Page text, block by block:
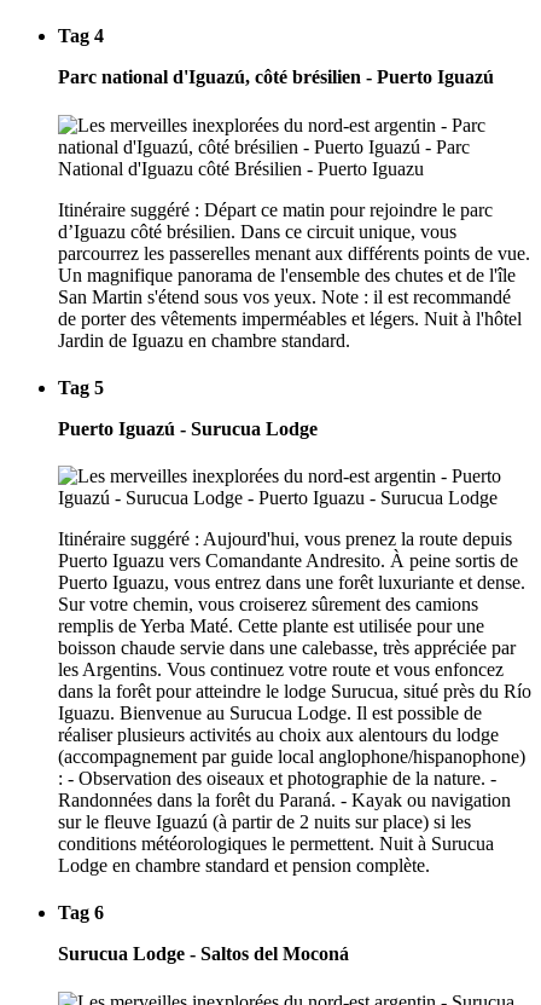
Tag 4
Parc national d'Iguazú, côté brésilien - Puerto Iguazú
Itinéraire suggéré : Départ ce matin pour rejoindre le parc
d’Iguazu côté brésilien. Dans ce circuit unique, vous
parcourrez les passerelles menant aux différents points de vue.
Un magnifique panorama de l'ensemble des chutes et de l'île
San Martin s'étend sous vos yeux. Note : il est recommandé
de porter des vêtements imperméables et légers. Nuit à l'hôtel
Jardin de Iguazu en chambre standard.
Tag 5
Puerto Iguazú - Surucua Lodge
Itinéraire suggéré : Aujourd'hui, vous prenez la route depuis
Puerto Iguazu vers Comandante Andresito. À peine sortis de
Puerto Iguazu, vous entrez dans une forêt luxuriante et dense.
Sur votre chemin, vous croiserez sûrement des camions
remplis de Yerba Maté. Cette plante est utilisée pour une
boisson chaude servie dans une calebasse, très appréciée par
les Argentins. Vous continuez votre route et vous enfoncez
dans la forêt pour atteindre le lodge Surucua, situé près du Río
Iguazu. Bienvenue au Surucua Lodge. Il est possible de
réaliser plusieurs activités au choix aux alentours du lodge
(accompagnement par guide local anglophone/hispanophone)
: - Observation des oiseaux et photographie de la nature. -
Randonnées dans la forêt du Paraná. - Kayak ou navigation
sur le fleuve Iguazú (à partir de 2 nuits sur place) si les
conditions météorologiques le permettent. Nuit à Surucua
Lodge en chambre standard et pension complète.
Tag 6
Surucua Lodge - Saltos del Moconá